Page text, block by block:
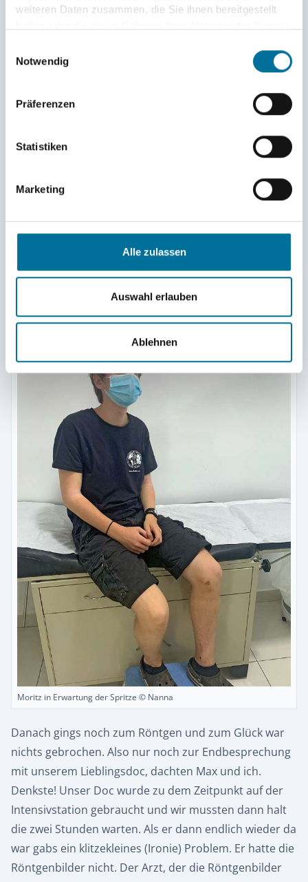
weiteren Daten zusammen, die Sie ihnen bereitgestellt
Notwendig
Präferenzen
Statistiken
Marketing
Alle zulassen
Auswahl erlauben
Ablehnen
Moritz in Erwartung der Spritze © Nanna
Danach gings noch zum Röntgen und zum Glück war
nichts gebrochen. Also nur noch zur Endbesprechung
mit unserem Lieblingsdoc, dachten Max und ich.
Denkste! Unser Doc wurde zu dem Zeitpunkt auf der
Intensivstation gebraucht und wir mussten dann halt
die zwei Stunden warten. Als er dann endlich wieder da
war gabs ein klitzekleines (Ironie) Problem. Er hatte die
Röntgenbilder nicht. Der Arzt, der die Röntgenbilder